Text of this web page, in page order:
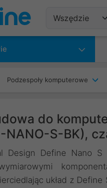
Podzespoły komputerowe
do
NANO-S-BK),
Design Define Nano
układ z